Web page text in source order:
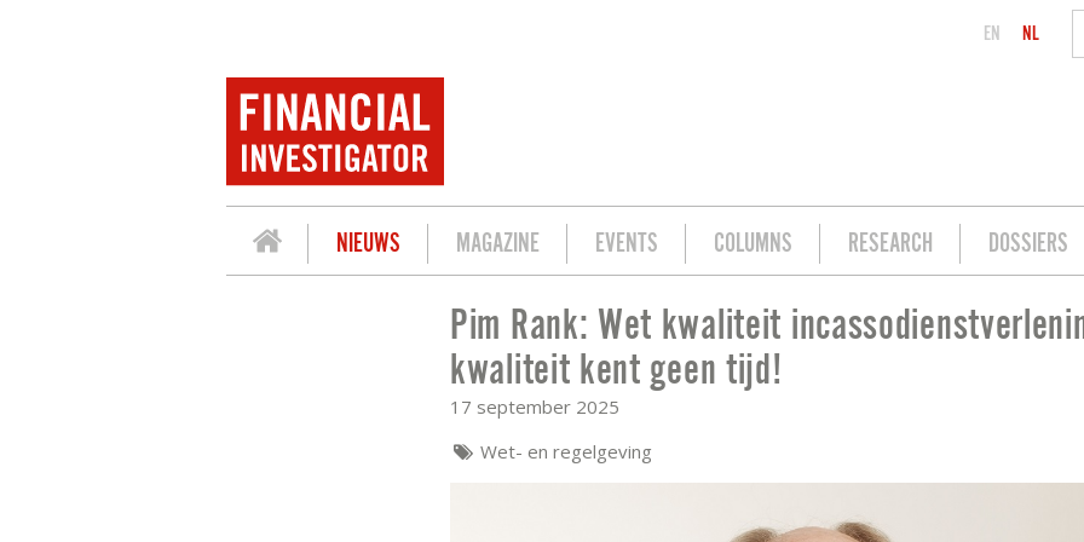
EN NL
NIEUWS MAGAZINE EVENTS COLUMNS RESEARCH DOSSIERS
PIM RANK: WET KWALITEIT INCASSODIENSTVERLENING – KWALITEIT KENT
Pim Rank: Wet kwaliteit
kwaliteit kent geen tijd!
17 september 2025
Wet- en regelgeving